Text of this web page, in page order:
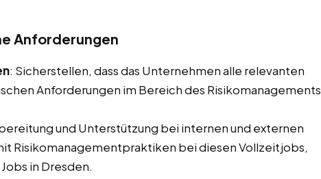
Anforderungen
: Sicherstellen, dass das Unternehmen alle relevanten
Anforderungen im Bereich des Risikomanagements
und Unterstützung bei internen und externen
Risikomanagementpraktiken bei diesen Vollzeitjobs,
in Dresden.